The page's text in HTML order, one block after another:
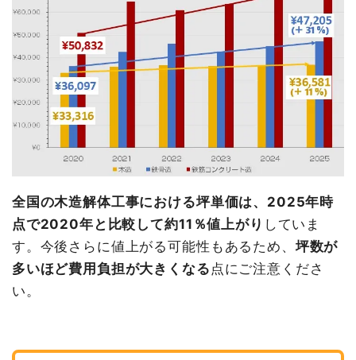
全国の木造解体工事における坪単価は、2025年時
点で2020年と比較して約11％値上がり していま
す。今後さらに値上がる可能性もあるため、 坪数が
多いほど費用負担が大きくなる 点にご注意くださ
い。